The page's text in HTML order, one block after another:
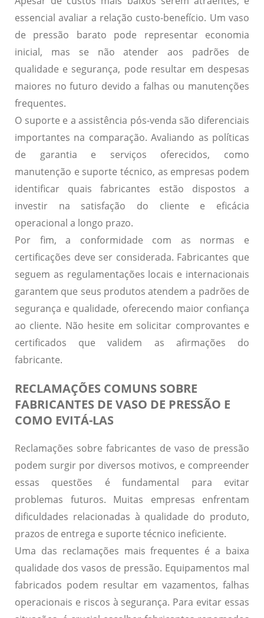
essencial avaliar a relação custo-benefício. Um vaso
de pressão barato pode representar economia
inicial, mas se não atender aos padrões de
qualidade e segurança, pode resultar em despesas
maiores no futuro devido a falhas ou manutenções
frequentes.
O suporte e a assistência pós-venda são diferenciais
importantes na comparação. Avaliando as políticas
de garantia e serviços oferecidos, como
manutenção e suporte técnico, as empresas podem
identificar quais fabricantes estão dispostos a
investir na satisfação do cliente e eficácia
operacional a longo prazo.
Por fim, a conformidade com as normas e
certificações deve ser considerada. Fabricantes que
seguem as regulamentações locais e internacionais
garantem que seus produtos atendem a padrões de
segurança e qualidade, oferecendo maior confiança
ao cliente. Não hesite em solicitar comprovantes e
certificados que validem as afirmações do
fabricante.
RECLAMAÇÕES COMUNS SOBRE
FABRICANTES DE VASO DE PRESSÃO E
COMO EVITÁ-LAS
Reclamações sobre fabricantes de vaso de pressão
podem surgir por diversos motivos, e compreender
essas questões é fundamental para evitar
problemas futuros. Muitas empresas enfrentam
dificuldades relacionadas à qualidade do produto,
prazos de entrega e suporte técnico ineficiente.
Uma das reclamações mais frequentes é a baixa
qualidade dos vasos de pressão. Equipamentos mal
fabricados podem resultar em vazamentos, falhas
operacionais e riscos à segurança. Para evitar essas